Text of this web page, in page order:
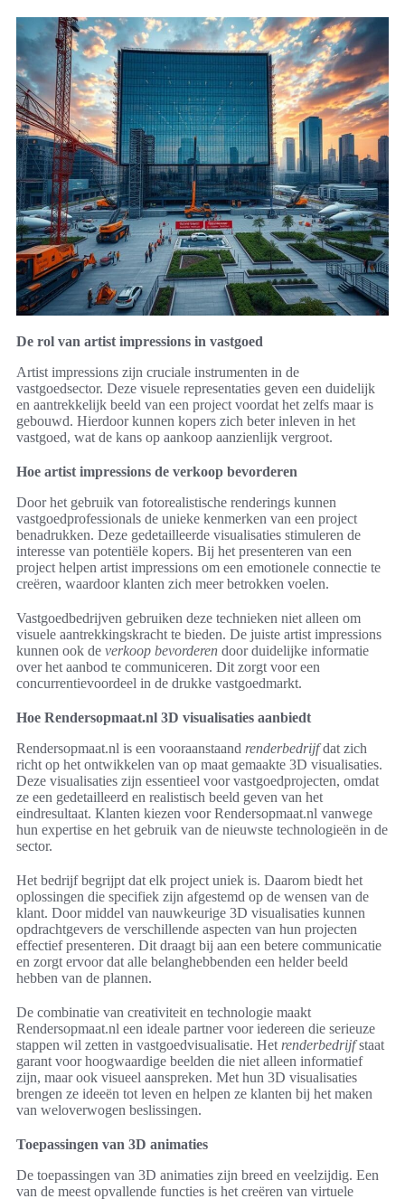
De rol van artist impressions in vastgoed
Artist impressions zijn cruciale instrumenten in de
vastgoedsector. Deze visuele representaties geven een duidelijk
en aantrekkelijk beeld van een project voordat het zelfs maar is
gebouwd. Hierdoor kunnen kopers zich beter inleven in het
vastgoed, wat de kans op aankoop aanzienlijk vergroot.
Hoe artist impressions de verkoop bevorderen
Door het gebruik van fotorealistische renderings kunnen
vastgoedprofessionals de unieke kenmerken van een project
benadrukken. Deze gedetailleerde visualisaties stimuleren de
interesse van potentiële kopers. Bij het presenteren van een
project helpen artist impressions om een emotionele connectie te
creëren, waardoor klanten zich meer betrokken voelen.
Vastgoedbedrijven gebruiken deze technieken niet alleen om
visuele aantrekkingskracht te bieden. De juiste artist impressions
kunnen ook de verkoop bevorderen door duidelijke informatie
over het aanbod te communiceren. Dit zorgt voor een
concurrentievoordeel in de drukke vastgoedmarkt.
Hoe Rendersopmaat.nl 3D visualisaties aanbiedt
Rendersopmaat.nl is een vooraanstaand renderbedrijfdat zich
richt op het ontwikkelen van op maat gemaakte 3D visualisaties.
Deze visualisaties zijn essentieel voor vastgoedprojecten, omdat
ze een gedetailleerd en realistisch beeld geven van het
eindresultaat. Klanten kiezen voor Rendersopmaat.nl vanwege
hun expertise en het gebruik van de nieuwste technologieën in de
sector.
Het bedrijf begrijpt dat elk project uniek is. Daarom biedt het
oplossingen die specifiek zijn afgestemd op de wensen van de
klant. Door middel van nauwkeurige 3D visualisaties kunnen
opdrachtgevers de verschillende aspecten van hun projecten
effectief presenteren. Dit draagt bij aan een betere communicatie
en zorgt ervoor dat alle belanghebbenden een helder beeld
hebben van de plannen.
De combinatie van creativiteit en technologie maakt
Rendersopmaat.nl een ideale partner voor iedereen die serieuze
stappen wil zetten in vastgoedvisualisatie. Het renderbedrijfstaat
garant voor hoogwaardige beelden die niet alleen informatief
zijn, maar ook visueel aanspreken. Met hun 3D visualisaties
brengen ze ideeën tot leven en helpen ze klanten bij het maken
van weloverwogen beslissingen.
Toepassingen van 3D animaties
De toepassingen van 3D animaties zijn breed en veelzijdig. Een
van de meest opvallende functies is het creëren van virtuele